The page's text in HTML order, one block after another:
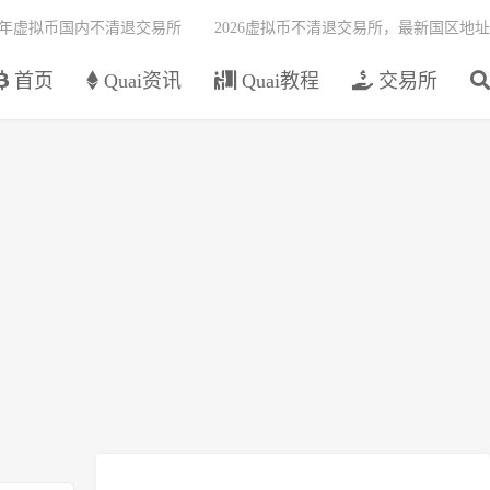
首页 Quai资讯 Quai教程 交易所
虚拟币国内不清退交易所 2026虚拟币不清退交易所，最新国区地址